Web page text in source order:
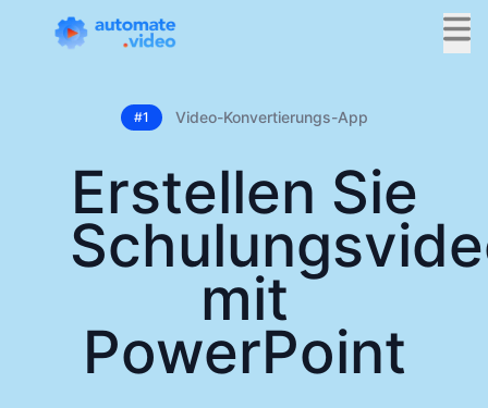
#1 Video-Konvertierungs-App
Erstellen Sie
mit
PowerPoint